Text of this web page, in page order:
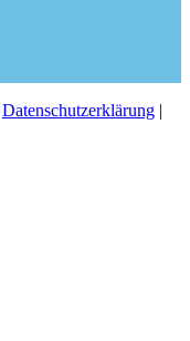
Datenschutzerklärung |